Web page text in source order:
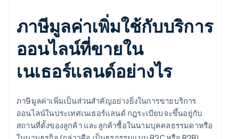
ภาษีมูลค่าเพิ่มใช้กับบริการ
ออนไลน์ที่ขายใน
เนเธอร์แลนด์อย่างไร
ภาษีมูลค่าเพิ่มเป็นส่วนสำคัญอย่างยิ่งในการขายบริการ
ออนไลน์ในประเทศเนเธอร์แลนด์ กฎระเบียบจะขึ้นอยู่กับ
สถานที่ตั้งของลูกค้า และลูกค้าซื้อในนามบุคคลธรรมดาหรือ